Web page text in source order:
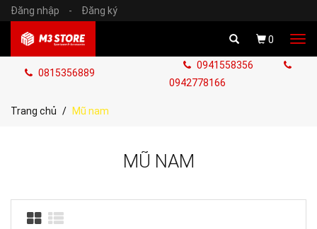
Đăng nhập - Đăng ký
0
0815356889
0941558356
0942778166
Trang chủ Mũ nam
MŨ NAM